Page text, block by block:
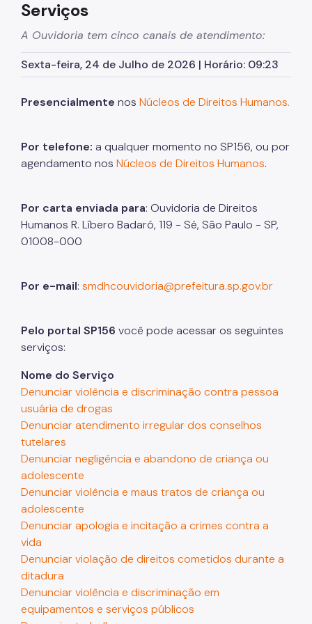
Serviços
A Ouvidoria tem cinco canais de atendimento:
Sexta-feira, 24 de Julho de 2026 | Horário: 09:23
Presencialmente nos Núcleos de Direitos Humanos.
Por telefone: a qualquer momento no SP156, ou por
agendamento nos Núcleos de Direitos Humanos.
Por carta enviada para: Ouvidoria de Direitos
Humanos R. Líbero Badaró, 119 - Sé, São Paulo - SP,
01008-000
Por e-mail: smdhcouvidoria@prefeitura.sp.gov.br
Pelo portal SP156 você pode acessar os seguintes
serviços:
Nome do Serviço
Denunciar violência e discriminação contra pessoa
usuária de drogas
Denunciar atendimento irregular dos conselhos
tutelares
Denunciar negligência e abandono de criança ou
adolescente
Denunciar violência e maus tratos de criança ou
adolescente
Denunciar apologia e incitação a crimes contra a
vida
Denunciar violação de direitos cometidos durante a
ditadura
Denunciar violência e discriminação em
equipamentos e serviços públicos